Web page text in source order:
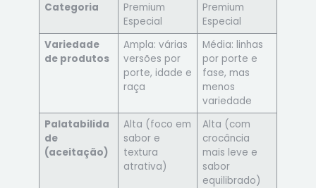
Categoria
Premium
Especial
Premium
Especial
Variedade
de produtos
Ampla: várias
versões por
porte, idade e
raça
Média: linhas
por porte e
fase, mas
menos
variedade
Palatabilida
de
(aceitação)
Alta (foco em
sabor e
textura
atrativa)
Alta (com
crocância
mais leve e
sabor
equilibrado)